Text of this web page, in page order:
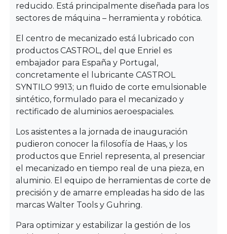
reducido. Está principalmente diseñada para los
sectores de máquina – herramienta y robótica.
El centro de mecanizado está lubricado con
productos CASTROL, del que Enriel es
embajador para España y Portugal,
concretamente el lubricante CASTROL
SYNTILO 9913; un fluido de corte emulsionable
sintético, formulado para el mecanizado y
rectificado de aluminios aeroespaciales.
Los asistentes a la jornada de inauguración
pudieron conocer la filosofía de Haas, y los
productos que Enriel representa, al presenciar
el mecanizado en tiempo real de una pieza, en
aluminio. El equipo de herramientas de corte de
precisión y de amarre empleadas ha sido de las
marcas Walter Tools y Guhring.
Para optimizar y estabilizar la gestión de los